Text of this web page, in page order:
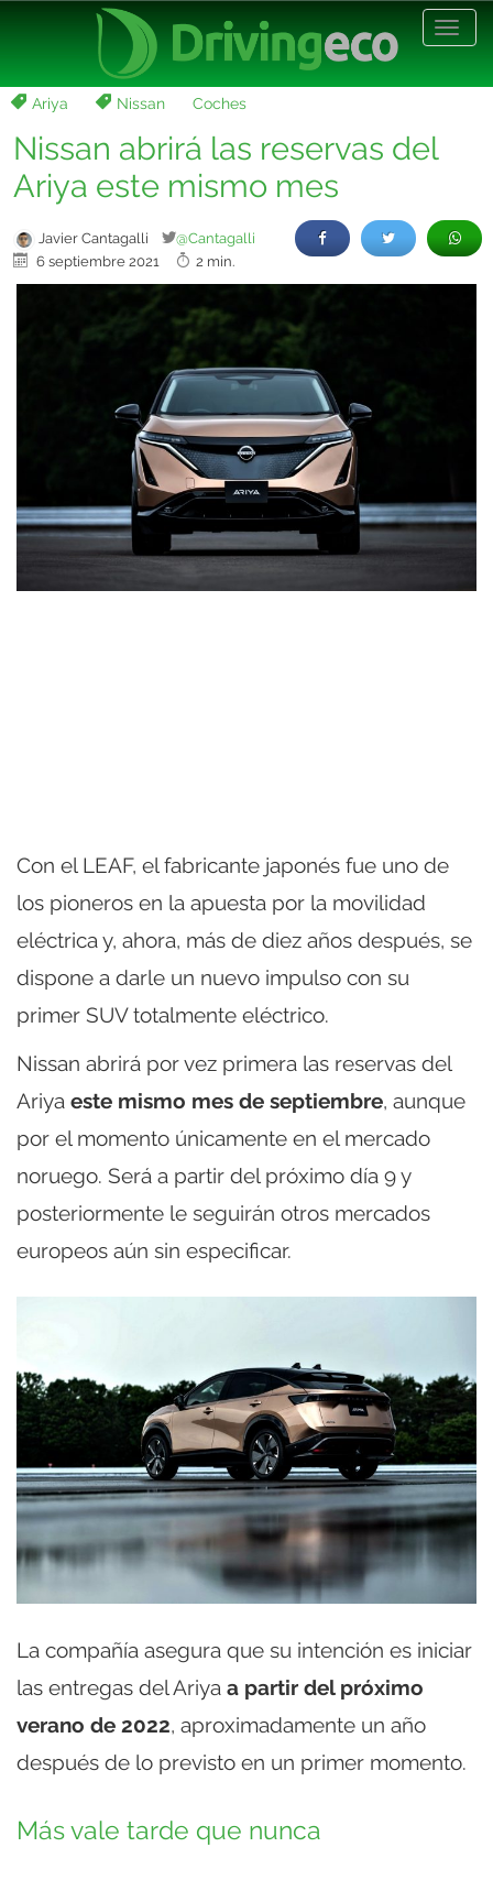
Ariya Nissan Coches
Nissan abrirá las reservas del
Ariya este mismo mes
Javier Cantagalli
@Cantagalli
6 septiembre 2021
2 min.
Con el LEAF, el fabricante japonés fue uno de
los pioneros en la apuesta por la movilidad
eléctrica y, ahora, más de diez años después, se
dispone a darle un nuevo impulso con su
primer SUV totalmente eléctrico.
Nissan abrirá por vez primera las reservas del
Ariya este mismo mes de septiembre, aunque
por el momento únicamente en el mercado
noruego. Será a partir del próximo día 9 y
posteriormente le seguirán otros mercados
europeos aún sin especificar.
La compañía asegura que su intención es iniciar
las entregas del Ariya a partir del próximo
verano de 2022, aproximadamente un año
después de lo previsto en un primer momento.
Más vale tarde que nunca